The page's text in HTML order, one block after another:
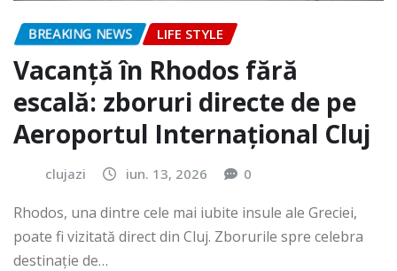
BREAKING NEWS LIFE STYLE
Vacanță în Rhodos fără
escală: zboruri directe de pe
Aeroportul Internațional Cluj
clujazi iun. 13, 2026 0
Rhodos, una dintre cele mai iubite insule ale Greciei,
poate fi vizitată direct din Cluj. Zborurile spre celebra
destinație de…